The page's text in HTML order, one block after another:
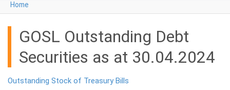
පිළිබඳ
බැංකුව පිළිබඳ
බැංකුවේ ඉතිහාසය
දැක්ම, මෙහෙවර, ගුණාංග
You are here
Home
GOSL Outstanding Debt
Securities as at 30.04.2024
Outstanding Stock of Treasury Bills